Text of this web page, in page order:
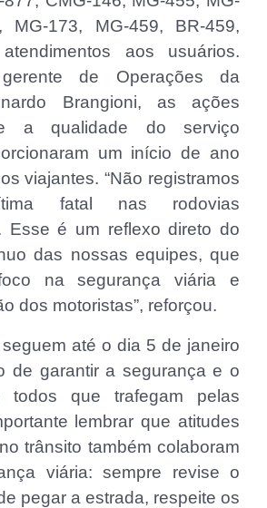
MG-173, MG-459, BR-459,
aos usuários.
de Operações da
Brangioni, as ações
a qualidade do serviço
um início de ano
viajantes. “Não registramos
fatal nas rodovias
Esse é um reflexo direto do
das nossas equipes, que
na segurança viária e
dos motoristas”, reforçou.
até o dia 5 de janeiro
de garantir a segurança e o
todos que trafegam pelas
lembrar que atitudes
trânsito também colaboram
viária: sempre revise o
pegar a estrada, respeite os